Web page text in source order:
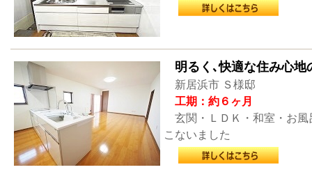
明るく､快適な住み心地
新居浜市 Ｓ様邸
工期：約６ヶ月
玄関・ＬＤＫ・和室・お
こないました